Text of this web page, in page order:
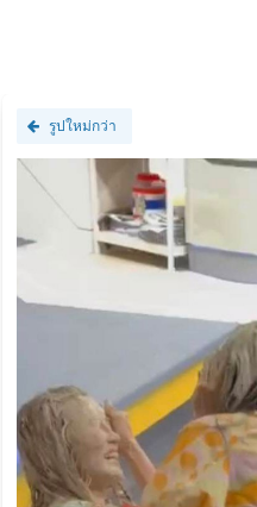
รูปใหม่กว่า